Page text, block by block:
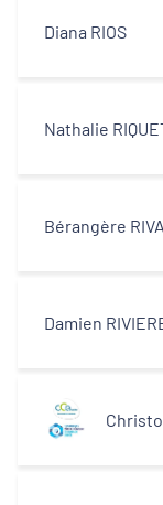
Territoires
Diana RIOS
Nathalie
Bérangère
Damien